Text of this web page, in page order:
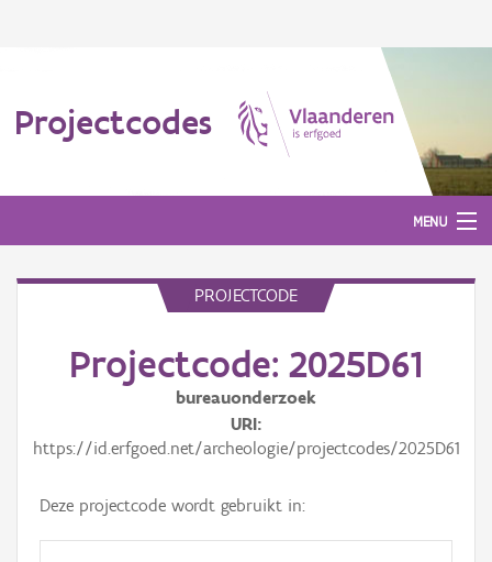
Projectcodes
MENU
PROJECTCODE
Projectcode: 2025D61
bureauonderzoek
URI
https://id.erfgoed.net/archeologie/projectcodes/2025D61
Deze projectcode wordt gebruikt in: